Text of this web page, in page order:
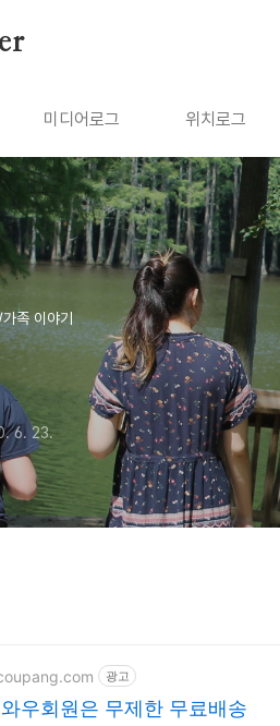
미디어로그 위치로그
가족 이야기
6. 23.
광고
우회원은 무제한 무료배송